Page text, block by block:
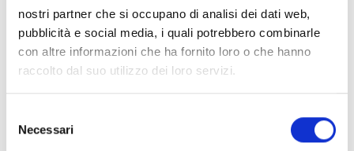
nostri partner che si occupano di analisi dei dati web,
pubblicità e social media, i quali potrebbero combinarle
con altre informazioni che ha fornito loro o che hanno
raccolto dal suo utilizzo dei loro servizi.
delNecessari
Punto Fisso Tipo B cS 168.3mm
Per visualizzare i prezzi e acquistare, devi
DIVENTA CLIENTE